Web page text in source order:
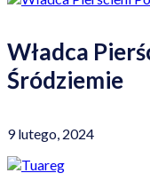
Władca
Śródziemie
9 lutego, 2024